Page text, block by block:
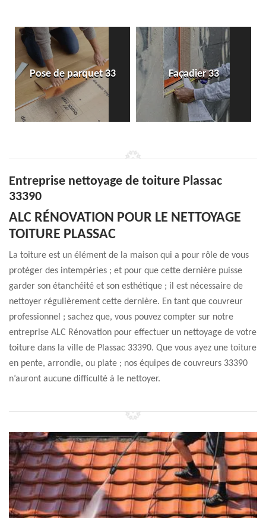
Pose de parquet 33 Façadier 33
Entreprise nettoyage de toiture Plassac
33390
ALC RÉNOVATION POUR LE NETTOYAGE
TOITURE PLASSAC
La toiture est un élément de la maison qui a pour rôle de vous
protéger des intempéries ; et pour que cette dernière puisse
garder son étanchéité et son esthétique ; il est nécessaire de
nettoyer régulièrement cette dernière. En tant que couvreur
professionnel ; sachez que, vous pouvez compter sur notre
entreprise ALC Rénovation pour effectuer un nettoyage de votre
toiture dans la ville de Plassac 33390. Que vous ayez une toiture
en pente, arrondie, ou plate ; nos équipes de couvreurs 33390
n’auront aucune difficulté à le nettoyer.